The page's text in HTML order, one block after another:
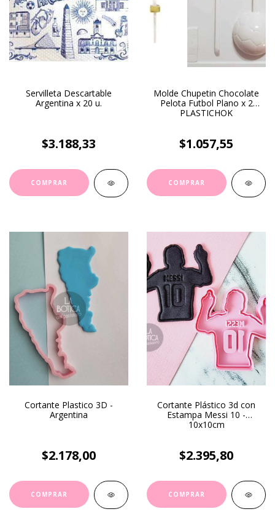
Servilleta Descartable
Argentina x 20 u.
$3.188,33
Molde Chupetin Chocolate
Pelota Futbol Plano x 2
PLASTICHOK
$1.057,55
Cortante Plastico 3D -
Argentina
$2.178,00
Cortante Plástico 3d con
Estampa Messi 10 -
10x10cm
$2.395,80